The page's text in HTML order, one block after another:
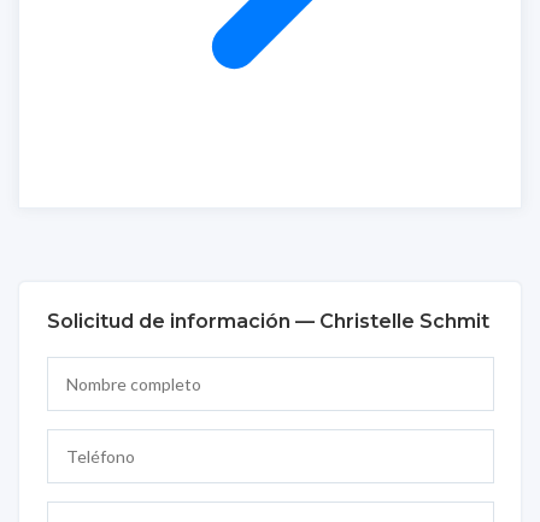
Solicitud de información — Christelle Schmit